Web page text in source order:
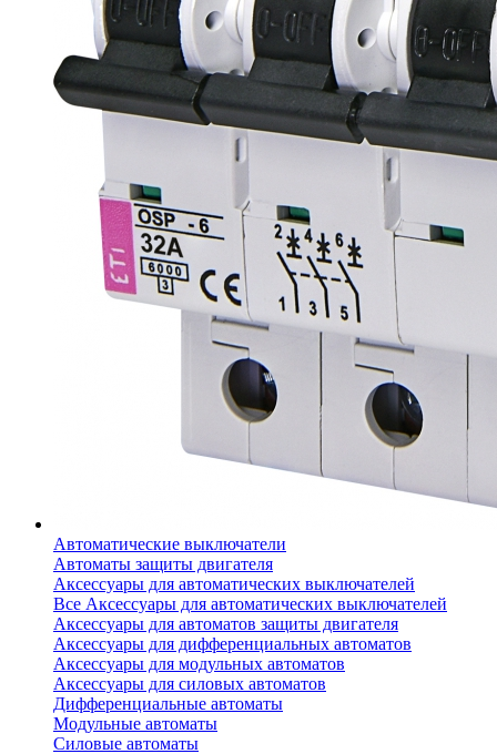
Автоматические выключатели
Автоматы защиты двигателя
Аксессуары для автоматических выключателей
Все Аксессуары для автоматических выключателей
Аксессуары для автоматов защиты двигателя
Аксессуары для дифференциальных автоматов
Аксессуары для модульных автоматов
Аксессуары для силовых автоматов
Дифференциальные автоматы
Модульные автоматы
Силовые автоматы